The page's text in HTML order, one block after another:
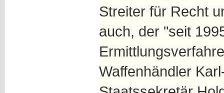
Streiter für Recht
auch, der "seit
Waffenhändler